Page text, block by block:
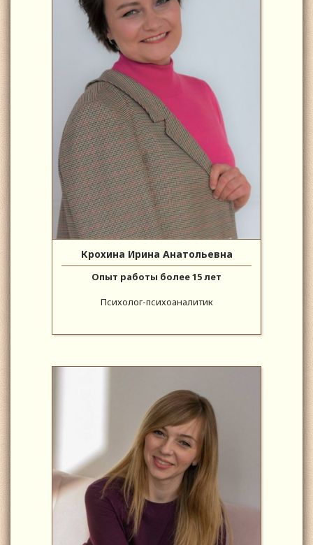
Крохина Ирина Анатольевна
Опыт работы более 15 лет
Психолог-психоаналитик